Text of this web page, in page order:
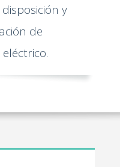
y
de